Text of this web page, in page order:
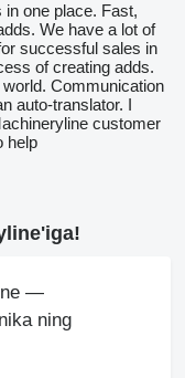
one place. Fast,
We have a lot of
successful sales in
of creating adds.
Communication
auto-translator. I
customer
help
—
ning